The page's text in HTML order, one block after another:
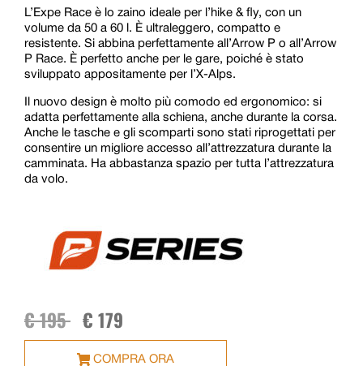
L’Expe Race è lo zaino ideale per l’hike & fly, con un
volume da 50 a 60 l. È ultraleggero, compatto e
resistente. Si abbina perfettamente all’Arrow P o all’Arrow
P Race. È perfetto anche per le gare, poiché è stato
sviluppato appositamente per l’X-Alps.
Il nuovo design è molto più comodo ed ergonomico: si
adatta perfettamente alla schiena, anche durante la corsa.
Anche le tasche e gli scomparti sono stati riprogettati per
consentire un migliore accesso all’attrezzatura durante la
camminata. Ha abbastanza spazio per tutta l’attrezzatura
da volo.
€195 € 179
COMPRA ORA